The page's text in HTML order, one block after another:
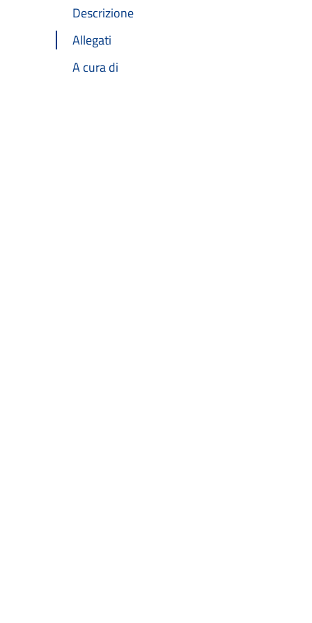
Descrizione
Allegati
A cura di